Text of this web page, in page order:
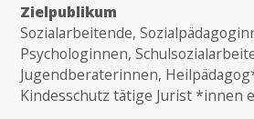
Zielpublikum
Sozialarbeitende,
Psychologinnen,
Jugendberaterinnen,
Kindesschutz tätige Jurist *innen